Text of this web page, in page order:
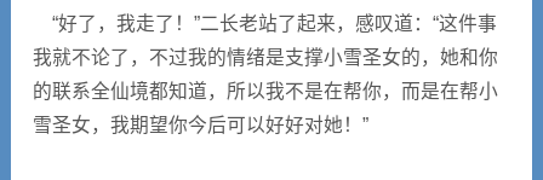
“好了，我走了！”二长老站了起来，感叹道：“这件事
我就不论了，不过我的情绪是支撑小雪圣女的，她和你
的联系全仙境都知道，所以我不是在帮你，而是在帮小
雪圣女，我期望你今后可以好好对她！”